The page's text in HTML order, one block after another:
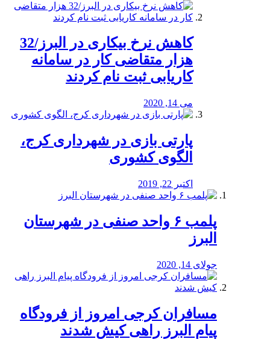
کاهش نرخ بیکاری در البرز/32
هزار متقاضی کار در سامانه
کاریابی ثبت نام کردند
می 14, 2020
پارتی بازی در شهرداری کرج،
الگوی کشوری
اکتبر 22, 2019
پلمب ۶ واحد صنفی در شهرستان
البرز
جولای 14, 2020
مسافران کرجی امروز از فرودگاه
پیام البرز راهی کیش شدند